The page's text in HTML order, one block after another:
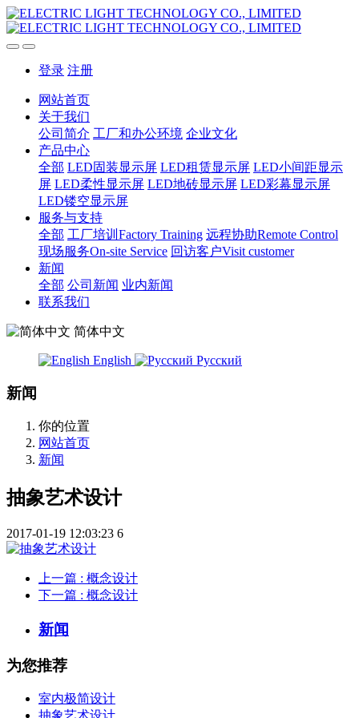
登录 注册
网站首页
关于我们
公司简介 工厂和办公环境 企业文化
产品中心
全部 LED固装显示屏 LED租赁显示屏 LED小间距显示
屏 LED柔性显示屏 LED地砖显示屏 LED彩幕显示屏
LED镂空显示屏
服务与支持
全部 工厂培训Factory Training 远程协助Remote Control
现场服务On-site Service 回访客户Visit customer
新闻
全部 公司新闻 业内新闻
联系我们
简体中文
English Русский
新闻
你的位置
网站首页
新闻
抽象艺术设计
2017-01-19 12:03:23 6
上一篇 : 概念设计
下一篇 : 概念设计
新闻
为您推荐
室内极简设计